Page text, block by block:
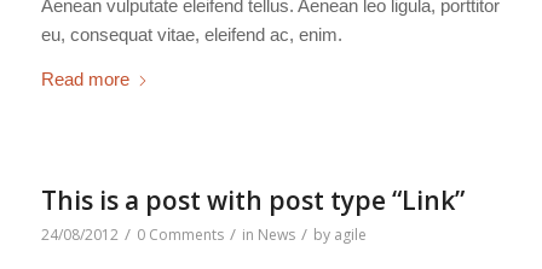
Aenean vulputate eleifend tellus. Aenean leo ligula, porttitor
eu, consequat vitae, eleifend ac, enim.
Read more
This is a post with post type “Link”
24/08/2012 / 0 Comments / in News / by agile